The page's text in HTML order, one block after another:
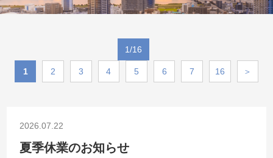
1/16
1 2 3 4 5 6 7 16 ＞
2026.07.22
夏季休業のお知らせ